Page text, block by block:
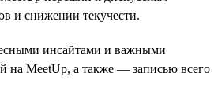
и снижении текучести.
инсайтами и важными
на MeetUp, а также — записью всего